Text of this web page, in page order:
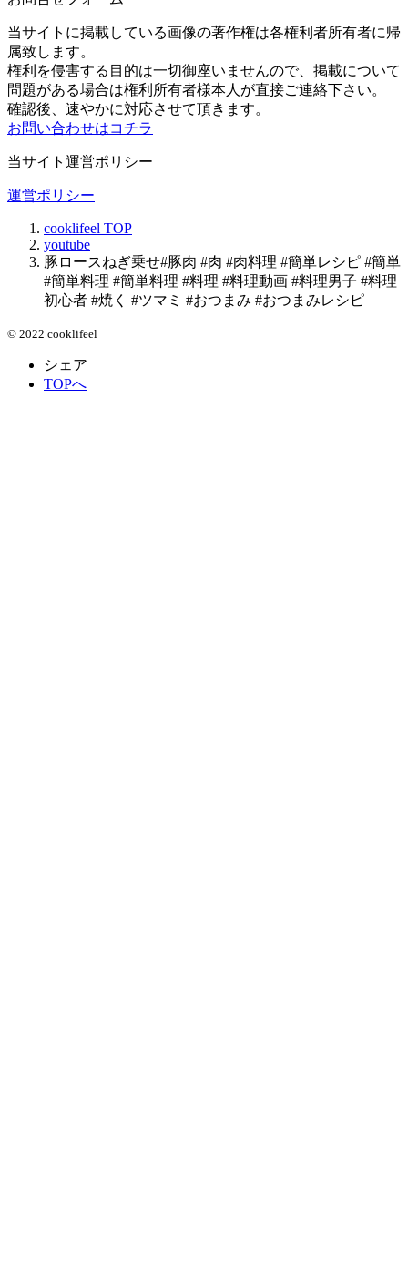
当サイトに掲載している画像の著作権は各権利者所有者に帰
属致します。
権利を侵害する目的は一切御座いませんので、掲載について
問題がある場合は権利所有者様本人が直接ご連絡下さい。
確認後、速やかに対応させて頂きます。
お問い合わせはコチラ
当サイト運営ポリシー
運営ポリシー
cooklifeel TOP
youtube
豚ロースねぎ乗せ#豚肉 #肉 #肉料理 #簡単レシピ #簡単
#簡単料理 #簡単料理 #料理 #料理動画 #料理男子 #料理
初心者 #焼く #ツマミ #おつまみ #おつまみレシピ
© 2022 cooklifeel
シェア
TOPへ